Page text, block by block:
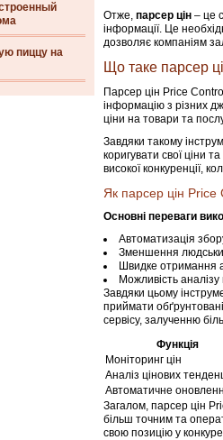
пиццу на
Отже, парсер цін – це
інформації. Це
дозволяє компаніям
Що таке парсер
Парсер цін Price
інформацію з різних
ціни на товари та
Завдяки такому
коригувати свої ціни
високої конкуренції,
Як парсер цін Price
Основні переваги
Автоматизація
Зменшення
Швидке отримання
Можливість аналізу
Завдяки цьому
приймати
сервісу, залученню
Функція
Моніторинг цін
Аналіз цінових
Автоматичне
Загалом, парсер цін
більш точним та
свою позицію у